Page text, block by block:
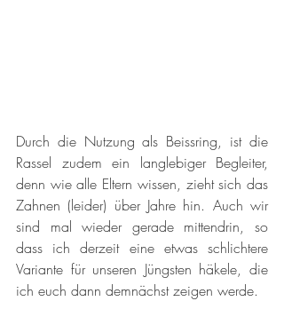
Durch die Nutzung als Beissring, ist die
Rassel zudem ein langlebiger Begleiter,
denn wie alle Eltern wissen, zieht sich das
Zahnen (leider) über Jahre hin. Auch wir
sind mal wieder gerade mittendrin, so
dass ich derzeit eine etwas schlichtere
Variante für unseren Jüngsten häkele, die
ich euch dann demnächst zeigen werde.